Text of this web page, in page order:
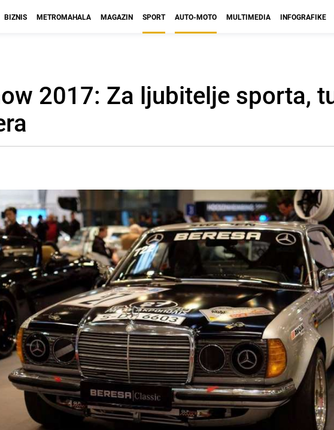
BIZNIS METROMAHALA MAGAZIN SPORT AUTO-MOTO MULTIMEDIA INFOGRAFIKE
2017: Za ljubitelje sporta,